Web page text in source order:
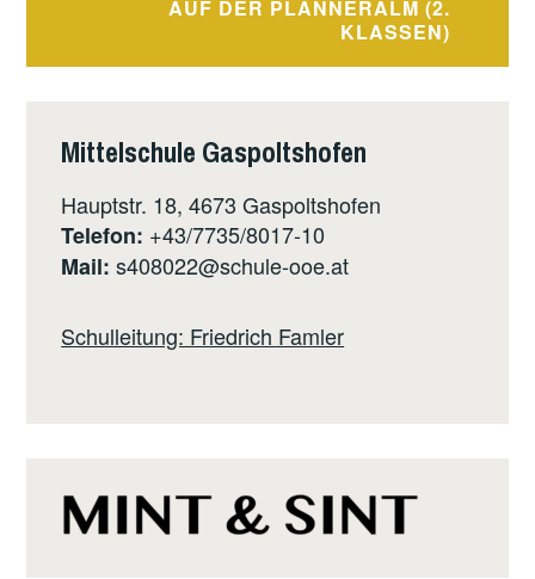
AUF DER PLANNERALM (2.
KLASSEN)
Mittelschule Gaspoltshofen
Hauptstr. 18, 4673 Gaspoltshofen
Telefon: +43/7735/8017-10
Mail: s408022@schule-ooe.at
Schulleitung: Friedrich Famler